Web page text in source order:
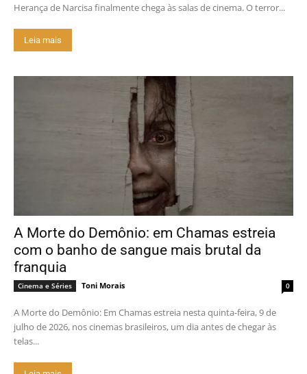
Herança de Narcisa finalmente chega às salas de cinema. O terror...
Leia mais
A Morte do Demônio: em Chamas estreia
com o banho de sangue mais brutal da
franquia
Cinema e Séries Toni Morais 0
A Morte do Demônio: Em Chamas estreia nesta quinta-feira, 9 de
julho de 2026, nos cinemas brasileiros, um dia antes de chegar às
telas...